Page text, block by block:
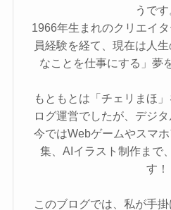
うです
1966年生まれのクリエイ
員経験を経て、現在は人
なことを仕事にする」夢
もともとは「チェリまほ
ログ運営でしたが、デジタ
今ではWebゲームやスマ
集、AIイラスト制作まで
す！
このブログでは、私が手